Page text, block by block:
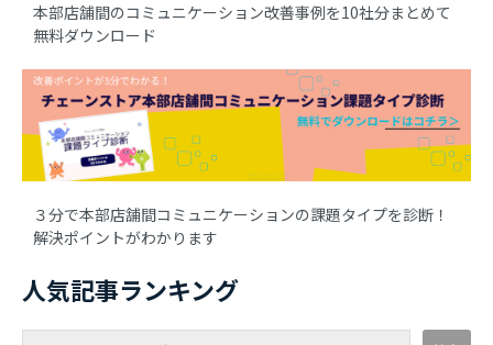
本部店舗間のコミュニケーション改善事例を10社分まとめて
無料ダウンロード
３分で本部店舗間コミュニケーションの課題タイプを診断！
解決ポイントがわかります
人気記事ランキング